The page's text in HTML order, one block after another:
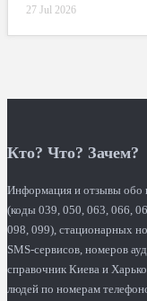
27 Jul 2026
Кто? Что? Зачем?
Информация и отзывы обо
(коды 039, 050, 063, 066,
098, 099), стационарных
SMS-сервисов, номеров
справочник Киева и
людей по номерам